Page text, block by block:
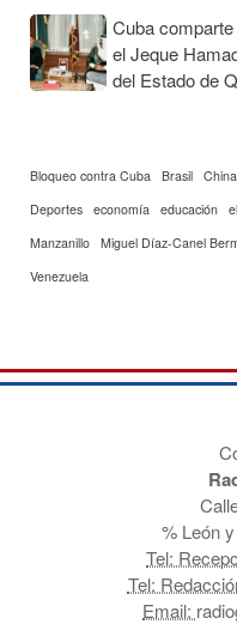
Cuba
el Jeque
del Estado de
Bloqueo contra Cuba Brasil China
Deportes economía educación
Manzanillo Miguel Díaz-Canel
Venezuela
% León
Tel:
Tel:
Email: